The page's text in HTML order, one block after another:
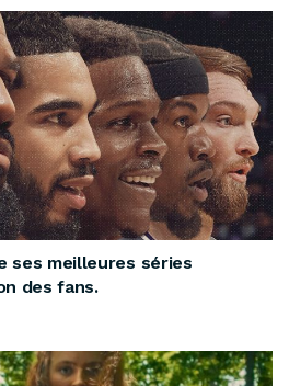
ses meilleures séries
des fans.